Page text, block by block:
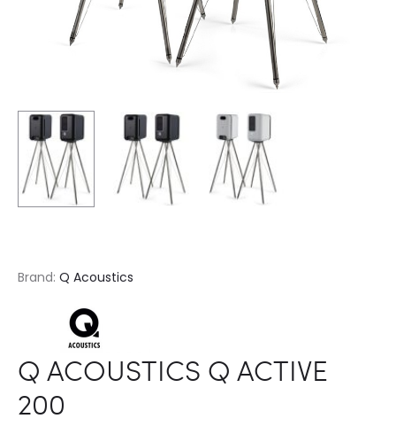
Brand: Q Acoustics
Q ACOUSTICS Q ACTIVE
200